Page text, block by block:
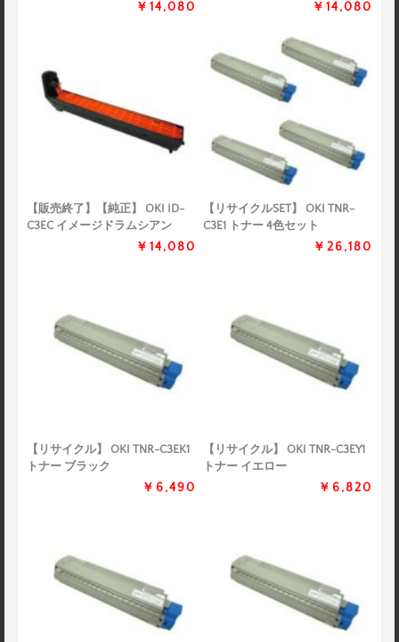
￥14,080 ￥14,080
【販売終了】【純正】 OKI ID-
C3EC イメージドラムシアン
￥14,080
【リサイクルSET】 OKI TNR-
C3E1 トナー 4色セット
￥26,180
【リサイクル】 OKI TNR-C3EK1
トナー ブラック
￥6,490
【リサイクル】 OKI TNR-C3EY1
トナー イエロー
￥6,820